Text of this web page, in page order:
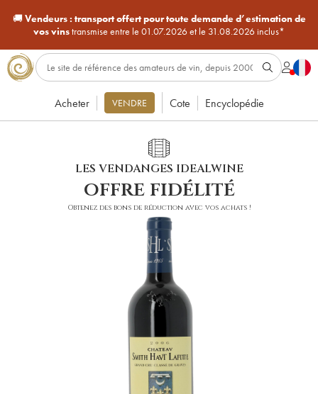
🚚Vendeurs : transport offert pour toute demande d’estimation de
vos vinstransmise entre le 01.07.2026 et le 31.08.2026 inclus*
Acheter VENDRE Cote Encyclopédie
LES VENDANGES IDEALWINE
offre fidélité
Obtenez des bons de réduction avec vos achats !